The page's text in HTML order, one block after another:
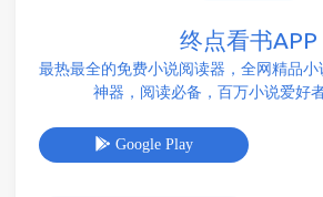
终点看书APP
最热最全的免费小说阅读器，全网精品
神器，阅读必备，百万小说爱好
Google Play